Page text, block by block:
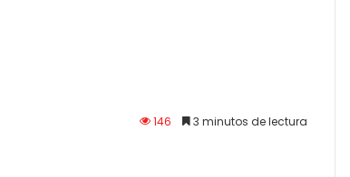
146 3 minutos de lectura